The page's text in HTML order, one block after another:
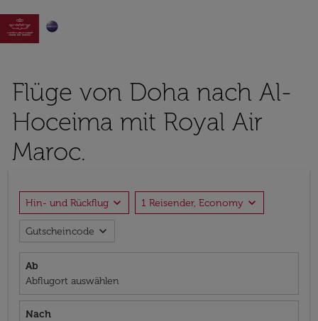

Flüge von Doha nach Al-
Hoceima mit Royal Air
Maroc.
Hin- und Rückflug expand_more 1 Reisender, Economy expand_more
Gutscheincode expand_more
Ab
Abflugort auswählen
Nach